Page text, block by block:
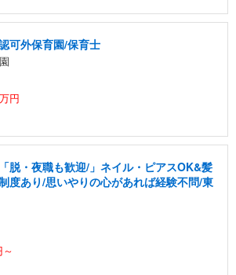
可外保育園/保育士
円
脱・夜職も歓迎/」ネイル・ピアスOK&髪
度あり/思いやりの心があれば経験不問/東